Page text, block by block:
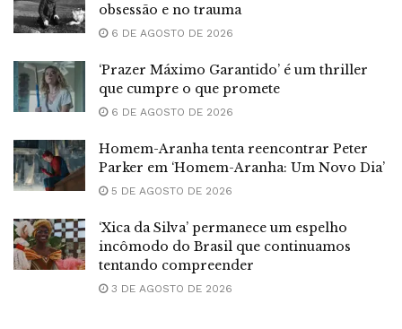
obsessão e no trauma
6 DE AGOSTO DE 2026
‘Prazer Máximo Garantido’ é um thriller
que cumpre o que promete
6 DE AGOSTO DE 2026
Homem-Aranha tenta reencontrar Peter
Parker em ‘Homem-Aranha: Um Novo Dia’
5 DE AGOSTO DE 2026
‘Xica da Silva’ permanece um espelho
incômodo do Brasil que continuamos
tentando compreender
3 DE AGOSTO DE 2026